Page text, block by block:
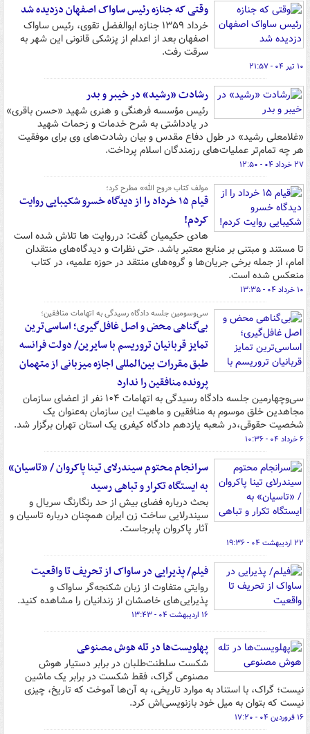
وقتی که جنازه رئیس ساواک اصفهان دزدیده شد
خرداد ۱۳۵۹ جنازه ابوالفضل تقوی، رئیس ساواک
اصفهان بعد از اعدام از پزشکی قانونی این شهر به
سرقت رفت.
۱۰ تیر ۰۴ - ۲۱:۵۷
رشادت «رشید» در خیبر و بدر
رئیس مؤسسه فرهنگی و هنری شهید «حسن باقری»
در یادداشتی به شرح خدمات و زحمات شهید
«غلامعلی رشید» در طول دفاع مقدس و بیان رشادت‌های وی برای موفقیت
هر چه تمام‌تر عملیات‌های رزمندگان اسلام پرداخت.
۲۷ خرداد ۰۴ - ۱۲:۵۰
مولف کتاب «روح الله» مطرح کرد؛
قیام ۱۵ خرداد را از دیدگاه خسرو شکیبایی روایت
کردم!
هادی حکیمیان گفت: درروایت ها تلاش شده است
تا مستند و مبتنی بر منابع معتبر باشد. حتی نظرات و دیدگاه‌های منتقدان
امام، از جمله برخی جریان‌ها و گروه‌های منتقد در حوزه علمیه، در کتاب
منعکس شده است.
۱۰ خرداد ۰۴ - ۱۳:۳۵
سی‌وسومین جلسه دادگاه رسیدگی به اتهامات منافقین؛
بی‌گناهی محض و اصل غافل‌گیری؛ اساسی‌ترین
تمایز قربانیان تروریسم با سایرین/ دولت فرانسه
طبق مقررات بین‌المللی اجازه میزبانی از متهمان
پرونده منافقین را ندارد
سی‌وچهارمین جلسه دادگاه رسیدگی به اتهامات ۱۰۴ نفر از اعضای سازمان
مجاهدین خلق موسوم به منافقین و ماهیت این سازمان به‌عنوان یک
شخصیت حقوقی،در شعبه یازدهم دادگاه کیفری یک استان تهران برگزار شد.
۶ خرداد ۰۴ - ۱۰:۳۶
سرانجام محتوم سیندرلای تینا پاکروان / «تاسیان»
به ایستگاه تکرار و تباهی رسید
بحث درباره فضای بیش از حد رنگارنگ سریال و
سیندرلایی ساخت زن ایران همچنان درباره تاسیان و
آثار پاکروان پابرجاست.
۲۲ اردیبهشت ۰۴ - ۱۹:۳۶
فیلم/ پذیرایی در ساواک از تحریف تا واقعیت
روایتی متفاوت از زبان شکنجه‌گر ساواک و
پذیرایی‌های خاصشان از زندانیان را مشاهده کنید.
۱۶ اردیبهشت ۰۴ - ۱۳:۴۳
پهلویست‌ها در تله هوش مصنوعی
شکست سلطنت‌طلبان در برابر دستیار هوش
مصنوعی گراک، فقط شکست در برابر یک ماشین
نیست؛ گراک، با استناد به موارد تاریخی، به آن‌ها آموخت که تاریخ، چیزی
نیست که بتوان به میل خود بازنویسی‌اش کرد.
۱۶ فروردین ۰۴ - ۱۷:۲۰